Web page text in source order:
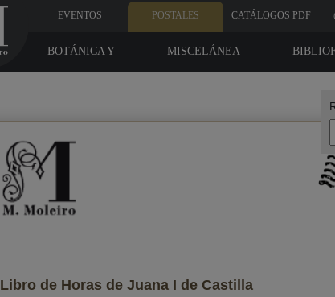
EVENTOS POSTALES CATÁLOGOS PDF
MISCELÁNEA
BOTÁNICA Y
Libro de Horas de Juana I de CastillaEnviar copia a